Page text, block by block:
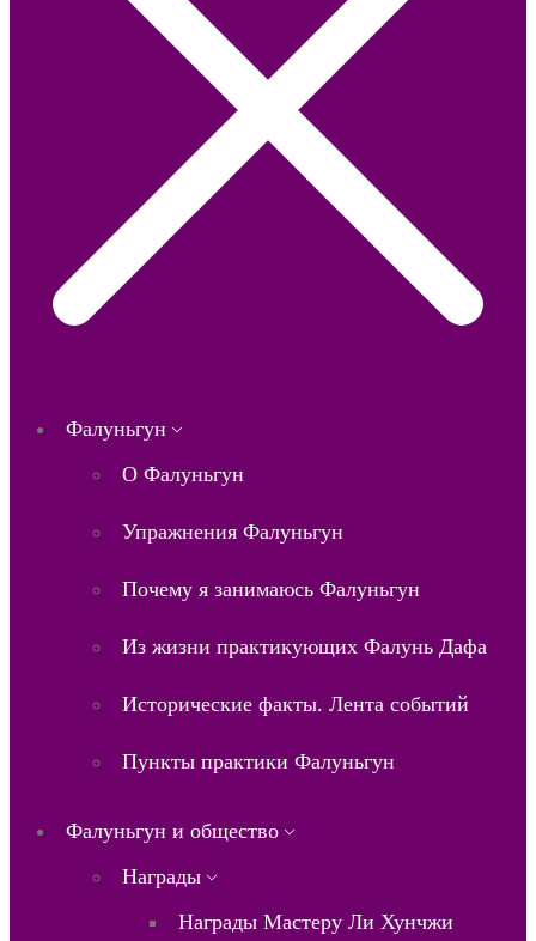
Фалуньгун
О Фалуньгун
Упражнения Фалуньгун
Почему я занимаюсь Фалуньгун
Из жизни практикующих Фалунь Дафа
Исторические факты. Лента событий
Пункты практики Фалуньгун
Фалуньгун и общество
Награды
Награды Мастеру Ли Хунчжи